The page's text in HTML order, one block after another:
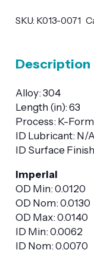
SKU: K013-0071
Description
Alloy: 304
Length (in): 63
Process: K-Form
ID Lubricant: N/
ID Surface
Imperial
OD Min: 0.0120
OD Nom: 0.0130
OD Max: 0.0140
ID Min: 0.0062
ID Nom: 0.0070